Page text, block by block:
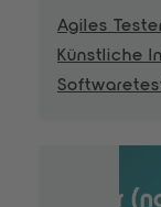
Agiles
Künstliche